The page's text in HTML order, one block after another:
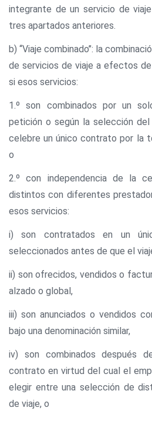
integrante de un servicio de
tres apartados anteriores.
b) ‘‘Viaje combinado’’: la
de servicios de viaje a efectos
si esos servicios:
1.º son combinados por un
petición o según la selección
celebre un único contrato por la
o
2.º con independencia de la
distintos con diferentes
esos servicios:
i) son contratados en un
seleccionados antes de que el
ii) son ofrecidos, vendidos o
alzado o global,
iii) son anunciados o vendidos
bajo una denominación similar,
iv) son combinados después
contrato en virtud del cual el
elegir entre una selección de
de viaje, o